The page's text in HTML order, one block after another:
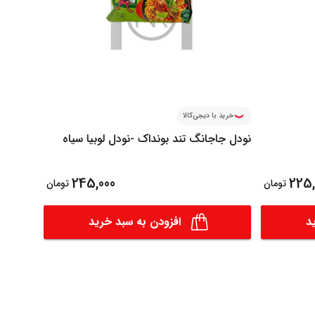
تومان
خرید با دیجی‌کالا
نودل جاجانگ تند بونداک -نودل لوبیا سیاه
245,000تومان
افزودن به سبد خرید